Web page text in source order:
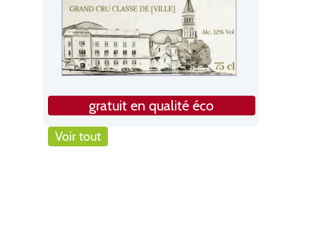
gratuit en qualité éco
Voir tout